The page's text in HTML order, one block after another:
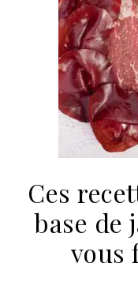
Ces
base de
vous